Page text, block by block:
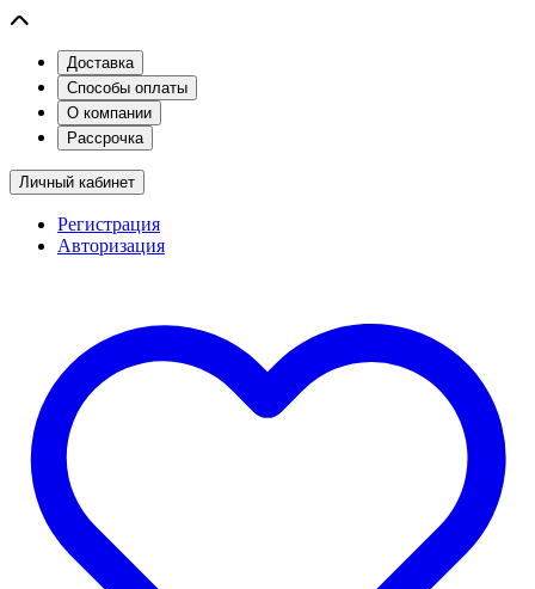
Доставка
Способы оплаты
О компании
Рассрочка
Личный кабинет
Регистрация
Авторизация